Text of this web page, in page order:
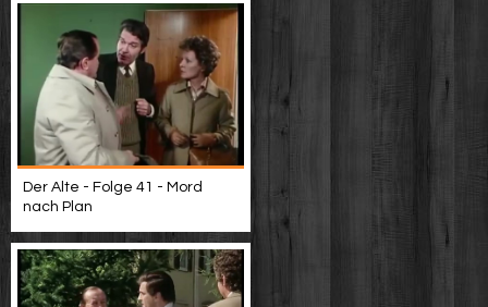
Der Alte - Folge 41 - Mord
nach Plan